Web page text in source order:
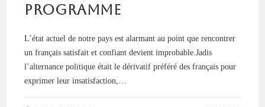
programme
L’état actuel de notre pays est alarmant au point que rencontrer
un français satisfait et confiant devient improbable.Jadis
l’alternance politique était le dérivatif préféré des français pour
exprimer leur insatisfaction,…